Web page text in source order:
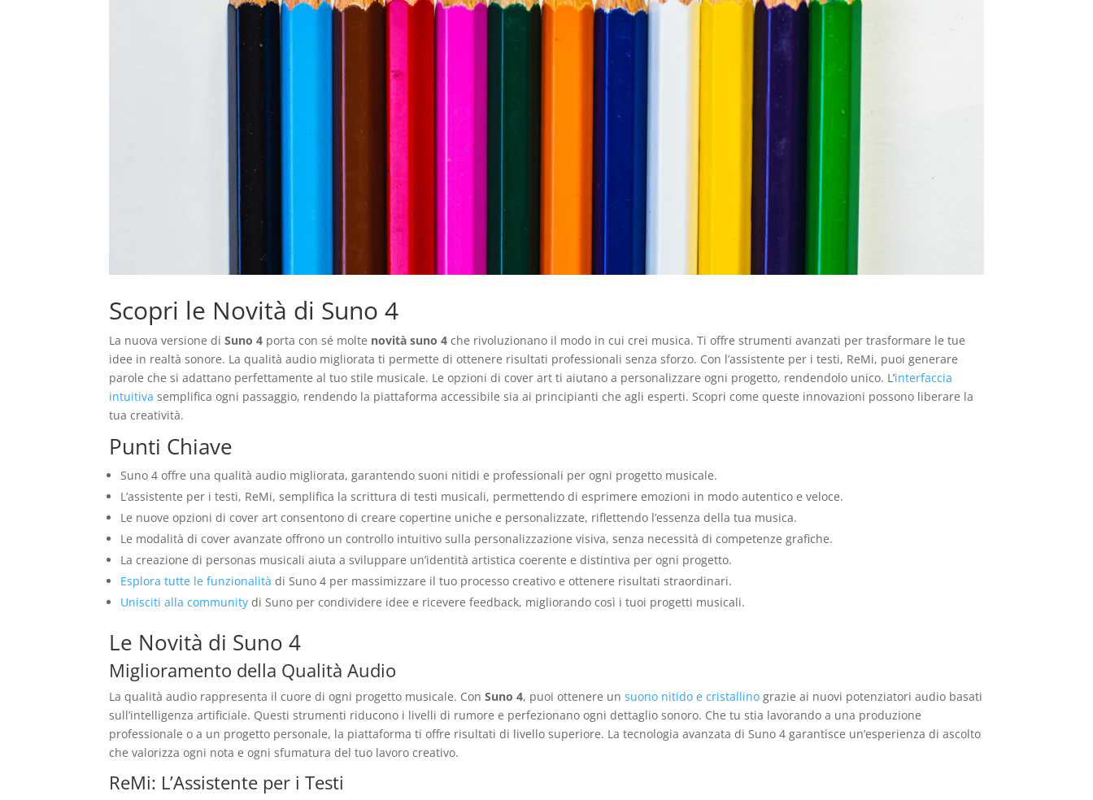
Scopri le Novità di Suno 4
La nuova versione diSuno 4 porta con sé molte novità suno 4 che rivoluzionano il modo in cui crei musica. Ti offre strumenti avanzati per trasformare le tue
idee in realtà sonore. La qualità audio migliorata ti permette di ottenere risultati professionali senza sforzo. Con l’assistente per i testi, ReMi, puoi generare
parole che si adattano perfettamente al tuo stile musicale. Le opzioni di cover art ti aiutano a personalizzare ogni progetto, rendendolo unico. L’interfaccia
intuitiva semplifica ogni passaggio, rendendo la piattaforma accessibile sia ai principianti che agli esperti. Scopri come queste innovazioni possono liberare la
tua creatività.
Punti Chiave
Suno 4 offre una qualità audio migliorata, garantendo suoni nitidi e professionali per ogni progetto musicale.
L’assistente per i testi, ReMi, semplifica la scrittura di testi musicali, permettendo di esprimere emozioni in modo autentico e veloce.
Le nuove opzioni di cover art consentono di creare copertine uniche e personalizzate, riflettendo l’essenza della tua musica.
Le modalità di cover avanzate offrono un controllo intuitivo sulla personalizzazione visiva, senza necessità di competenze grafiche.
La creazione di personas musicali aiuta a sviluppare un’identità artistica coerente e distintiva per ogni progetto.
Esplora tutte le funzionalità di Suno 4 per massimizzare il tuo processo creativo e ottenere risultati straordinari.
Unisciti alla community di Suno per condividere idee e ricevere feedback, migliorando così i tuoi progetti musicali.
Le Novità di Suno 4
Miglioramento della Qualità Audio
La qualità audio rappresenta il cuore di ogni progetto musicale. ConSuno 4, puoi ottenere unsuono nitido e cristallino grazie ai nuovi potenziatori audio basati
sull’intelligenza artificiale. Questi strumenti riducono i livelli di rumore e perfezionano ogni dettaglio sonoro. Che tu stia lavorando a una produzione
professionale o a un progetto personale, la piattaforma ti offre risultati di livello superiore. La tecnologia avanzata di Suno 4 garantisce un’esperienza di ascolto
che valorizza ogni nota e ogni sfumatura del tuo lavoro creativo.
ReMi: L’Assistente per i Testi